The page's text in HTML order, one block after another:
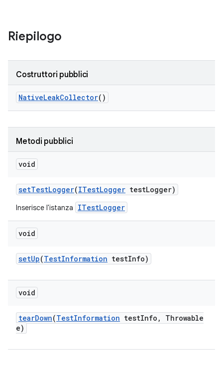
Riepilogo
Costruttori pubblici
NativeLeakCollector()
Metodi pubblici
void
setTestLogger(ITestLogger testLogger)
Inserisce l'istanza ITestLogger
void
setUp(TestInformation testInfo)
void
tearDown(TestInformation testInfo ,
Throwable
e)